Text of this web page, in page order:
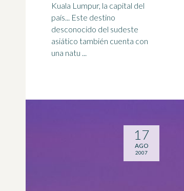
Kuala Lumpur, la capital del
país... Este destino
desconocido del sudeste
asiático también cuenta con
una natu ...
17
AGO
2007